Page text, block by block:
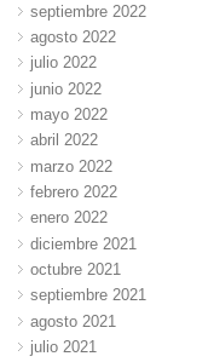
septiembre 2022
agosto 2022
julio 2022
junio 2022
mayo 2022
abril 2022
marzo 2022
febrero 2022
enero 2022
diciembre 2021
octubre 2021
septiembre 2021
agosto 2021
julio 2021